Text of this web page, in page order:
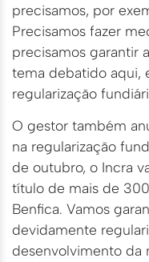
precisamos, por
Precisamos fazer
precisamos garantir
tema debatido aqui,
regularização
O gestor também
na regularização
de outubro, o Incra
título de mais de
Benfica. Vamos
devidamente
desenvolvimento da